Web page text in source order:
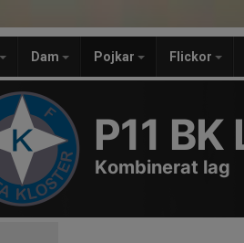
Dam Pojkar Flickor
P11
Kombinerat lag